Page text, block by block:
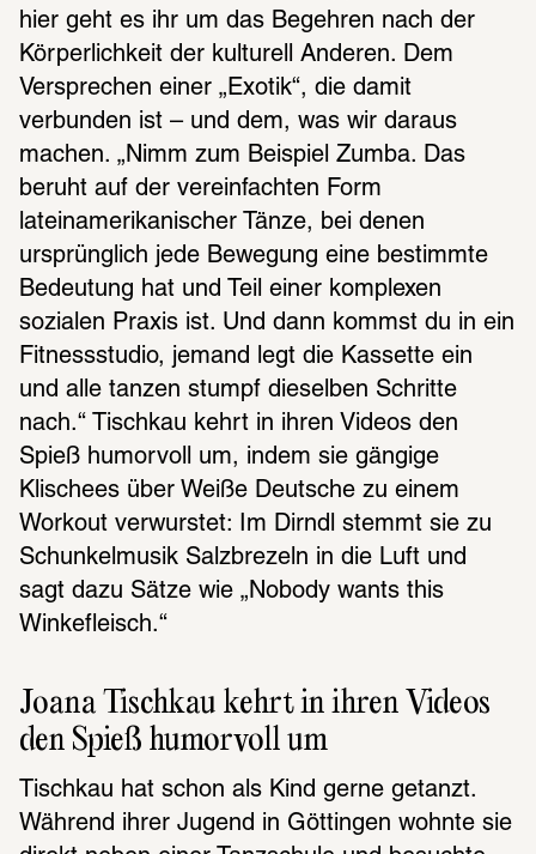
hier geht es ihr um das Begehren nach der
Körperlichkeit der kulturell Anderen. Dem
Versprechen einer „Exotik“, die damit
verbunden ist – und dem, was wir daraus
machen. „Nimm zum Beispiel Zumba. Das
beruht auf der vereinfachten Form
lateinamerikanischer Tänze, bei denen
ursprünglich jede Bewegung eine bestimmte
Bedeutung hat und Teil einer komplexen
sozialen Praxis ist. Und dann kommst du in ein
Fitnessstudio, jemand legt die Kassette ein
und alle tanzen stumpf dieselben Schritte
nach.“ Tischkau kehrt in ihren Videos den
Spieß humorvoll um, indem sie gängige
Klischees über Weiße Deutsche zu einem
Workout verwurstet: Im Dirndl stemmt sie zu
Schunkelmusik Salzbrezeln in die Luft und
sagt dazu Sätze wie „Nobody wants this
Winkefleisch.“
Joana Tisch­kau kehrt in ihren Videos
den Spieß humor­voll um
Tischkau hat schon als Kind gerne getanzt.
Während ihrer Jugend in Göttingen wohnte sie